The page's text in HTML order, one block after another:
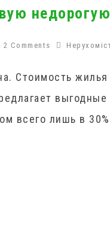
2 Comments
Стоимость
всего лишь в